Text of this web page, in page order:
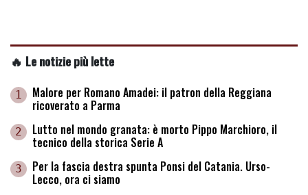
🔥 Le notizie più lette
1 Malore per Romano Amadei: il patron della Reggiana
ricoverato a Parma
2 Lutto nel mondo granata: è morto Pippo Marchioro, il
tecnico della storica Serie A
3 Per la fascia destra spunta Ponsi del Catania. Urso-
Lecco, ora ci siamo